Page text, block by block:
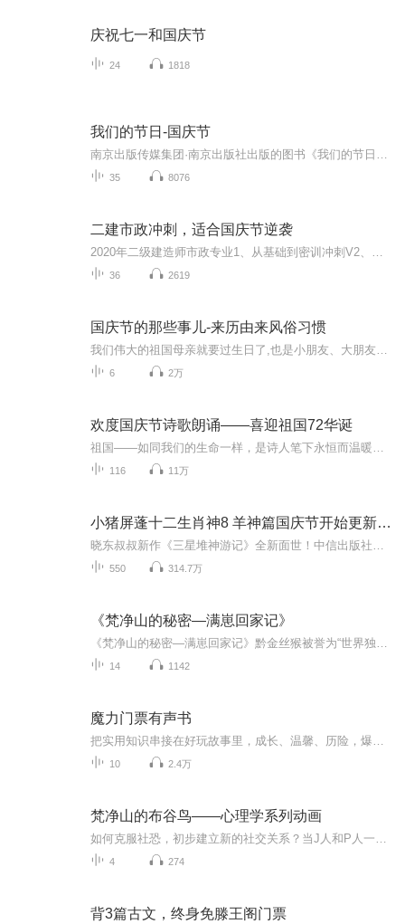
庆祝七一和国庆节
24 1818
我们的节日-国庆节
35 8076
二建市政冲刺，适合国庆节逆袭
36 2619
国庆节的那些事儿-来历由来风俗习惯
6 2万
欢度国庆节诗歌朗诵——喜迎祖国72华诞
116 11万
小猪屏蓬十二生肖神8 羊神篇国庆节开始更新啦！
550 314.7万
《梵净山的秘密—满崽回家记》
14 1142
魔力门票有声书
10 2.4万
梵净山的布谷鸟——心理学系列动画
4 274
背3篇古文，终身免滕王阁门票